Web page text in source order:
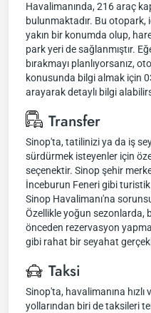
Havalimanında, 216 araç
bulunmaktadır. Bu
yakın bir konumda olup,
park yeri de sağlanmıştır.
bırakmayı planlıyorsanız,
konusunda bilgi almak için
arayarak detaylı bilgi
Transfer
Sinop'ta, tatilinizi ya da iş
sürdürmek isteyenler için
seçenektir. Sinop şehir
İnceburun Feneri gibi
Sinop Havalimanı'na
Özellikle yoğun sezonlarda,
önceden rezervasyon
gibi rahat bir seyahat
Taksi
Sinop'ta, havalimanına
yollarından biri de taksileri